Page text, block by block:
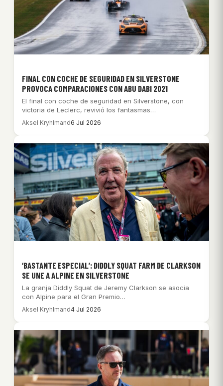
FINAL CON COCHE DE SEGURIDAD EN SILVERSTONE
PROVOCA COMPARACIONES CON ABU DABI 2021
El final con coche de seguridad en Silverstone, con
victoria de Leclerc, revivió los fantasmas…
Aksel Kryhlmand6 Jul 2026
‘BASTANTE ESPECIAL’: DIDDLY SQUAT FARM DE CLARKSON
SE UNE A ALPINE EN SILVERSTONE
La granja Diddly Squat de Jeremy Clarkson se asocia
con Alpine para el Gran Premio…
Aksel Kryhlmand4 Jul 2026